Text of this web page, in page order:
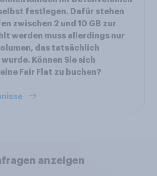
festlegen. Dafür stehen
zwischen 2 und 10 GB zur
werden muss allerdings nur
das tatsächlich
Können Sie sich
Fair Flat zu buchen?
anzeigen